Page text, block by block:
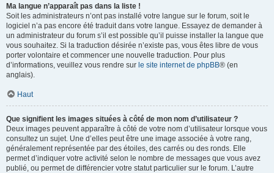
Ma langue n’apparaît pas dans la liste !
Soit les administrateurs n’ont pas installé votre langue sur le forum, soit le
logiciel n’a pas encore été traduit dans votre langue. Essayez de demander à
un administrateur du forum s’il est possible qu’il puisse installer la langue que
vous souhaitez. Si la traduction désirée n’existe pas, vous êtes libre de vous
porter volontaire et commencer une nouvelle traduction. Pour plus
d’informations, veuillez vous rendre sur le site internet de phpBB® (en
anglais).
Haut
Que signifient les images situées à côté de mon nom d’utilisateur ?
Deux images peuvent apparaître à côté de votre nom d’utilisateur lorsque vous
consultez un sujet. Une d’elles peut être une image associée à votre rang,
généralement représentée par des étoiles, des carrés ou des ronds. Elle
permet d’indiquer votre activité selon le nombre de messages que vous avez
publié, ou permet de différencier votre statut particulier sur le forum. L’autre